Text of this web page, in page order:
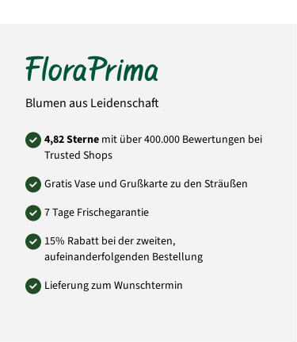
info@floraprima.de
Art.-Nr.: 2164
Blumen aus Leidenschaft
4,82 Sterne mit über 400.000 Bewertungen bei
Trusted Shops
Gratis Vase und Grußkarte zu den Sträußen
7 Tage Frischegarantie
15% Rabatt bei der zweiten,
aufeinanderfolgenden Bestellung
Lieferung zum Wunschtermin